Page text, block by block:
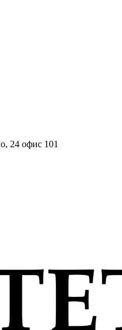
24 офис 101